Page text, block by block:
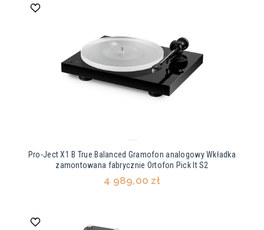
Pro-Ject X1 B True Balanced Gramofon analogowy Wkładka
zamontowana fabrycznie Ortofon Pick It S2
4 989,00 zł